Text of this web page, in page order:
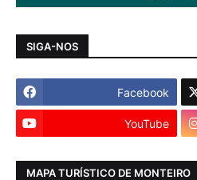
SIGA-NOS
Facebook
YouTube
MAPA TURÍSTICO DE MONTEIRO